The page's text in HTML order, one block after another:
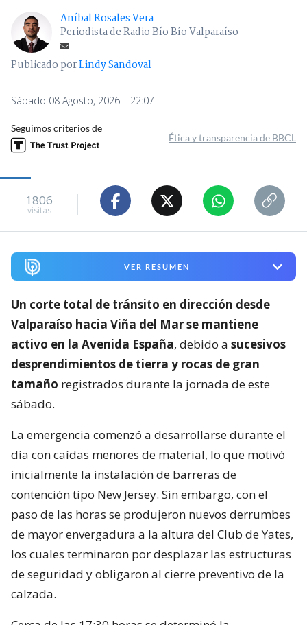
Aníbal Rosales Vera
Periodista de Radio Bío Bío Valparaíso
Publicado porLindy Sandoval
Sábado 08 Agosto, 2026 | 22:07
Seguimos criterios de
Ética y transparencia de BBCL
1806
visitas
VER RESUMEN
Un corte total de tránsito en dirección desde
Valparaíso hacia Viña del Mar se mantiene
activo en la Avenida España, debido a sucesivos
desprendimientos de tierra y rocas de gran
tamaño registrados durante la jornada de este
sábado.
La emergencia comenzó a desarrollarse durante el
día con caídas menores de material, lo que motivó
inicialmente la instalación de barreras de
contención tipo New Jersey. Sin embargo, con el
paso de las horas se produjeron nuevos derrumbes
de mayor envergadura a la altura del Club de Yates,
los cuales terminaron por desplazar las estructuras
de seguridad y obligaron al cierre preventivo de la
calzada.